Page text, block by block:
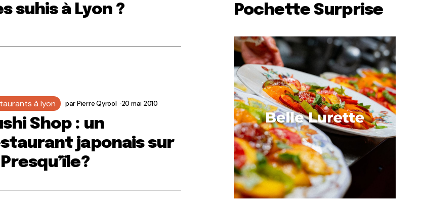
suhis à Lyon ?
à lyon parPierre Qyrool 20 mai 2010
Shop : un
japonais sur
Presqu’ïle?
Pochette Surprise